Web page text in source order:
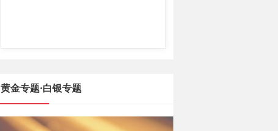
黄金专题·白银专题